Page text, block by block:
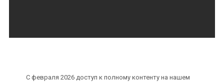
С февраля 2026 доступ к полному контенту на нашем